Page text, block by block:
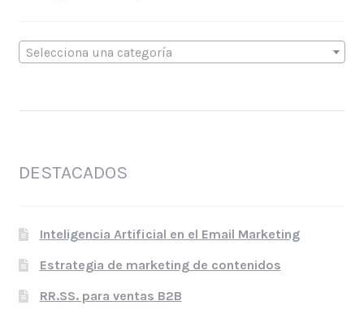
Selecciona una categoría
DESTACADOS
Inteligencia Artificial en el Email Marketing
Estrategia de marketing de contenidos
RR.SS. para ventas B2B